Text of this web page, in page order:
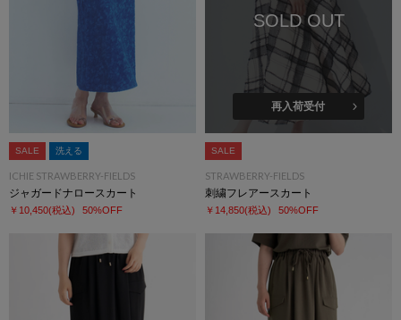
SALE 洗える
ICHIE STRAWBERRY-FIELDS
ジャガードナロースカート
￥10,450(税込) 50%OFF
SOLD OUT
再入荷受付
SALE
STRAWBERRY-FIELDS
刺繍フレアースカート
￥14,850(税込) 50%OFF